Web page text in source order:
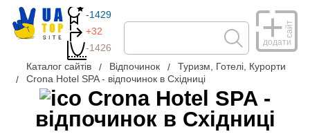
-1429
+32
-1426
додати
сайт
Каталог сайтів Відпочинок
Туризм, Готелі, Курорти
Crona Hotel SPA - відпочинок в Східниці
Crona Hotel SPA -
відпочинок в Східниці